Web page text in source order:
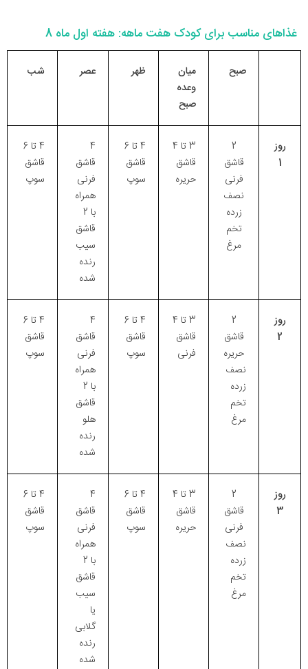
غذاهای مناسب برای کودک هفت ماهه: هفته اول ماه 8
صبح
میان
وعده
صبح
ظهر عصر شب
روز
1
2
قاشق
فرنی
نصف
زرده
تخم
مرغ
3 تا 4
قاشق
حریره
4 تا 6
قاشق
سوپ
4
قاشق
فرنی
همراه
با 2
قاشق
سیب
رنده
شده
4 تا 6
قاشق
سوپ
روز
2
2
قاشق
حریره
نصف
زرده
تخم
مرغ
3 تا 4
قاشق
فرنی
4 تا 6
قاشق
سوپ
4
قاشق
فرنی
همراه
با 2
قاشق
هلو
رنده
شده
4 تا 6
قاشق
سوپ
روز
3
2
قاشق
فرنی
نصف
زرده
تخم
مرغ
3 تا 4
قاشق
حریره
4 تا 6
قاشق
سوپ
4
قاشق
فرنی
همراه
با 2
قاشق
سیب
یا
گلابی
رنده
شده
4 تا 6
قاشق
سوپ